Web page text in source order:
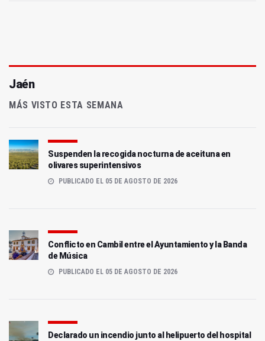
Jaén
MÁS VISTO ESTA SEMANA
Suspenden la recogida nocturna de aceituna en
olivares superintensivos
PUBLICADO EL 05 DE AGOSTO DE 2026
Conflicto en Cambil entre el Ayuntamiento y la Banda
de Música
PUBLICADO EL 05 DE AGOSTO DE 2026
Declarado un incendio junto al helipuerto del hospital